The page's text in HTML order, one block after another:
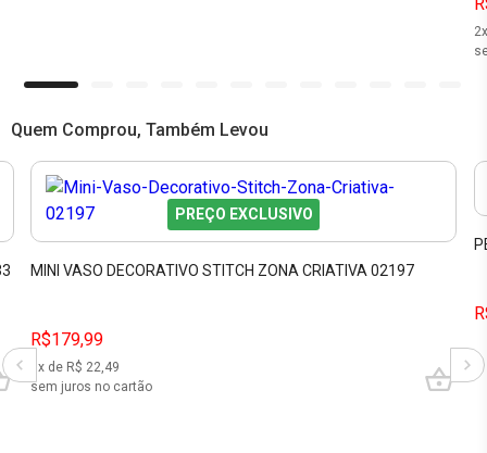
2
Quem Comprou, Também Levou
PREÇO EXCLUSIVO
MINI VASO DECORATIVO STITCH ZONA CRIATIVA 02197
R$179,99
8x de R$ 22,49
sem juros no cartão